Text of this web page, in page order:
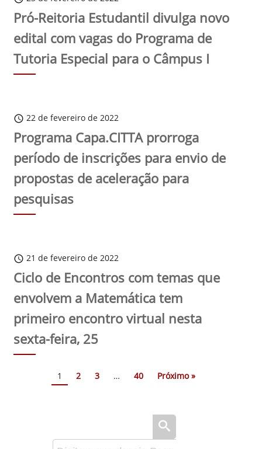
Pró-Reitoria Estudantil divulga novo
edital com vagas do Programa de
Tutoria Especial para o Câmpus I
schedule 22 de fevereiro de 2022
Programa Capa.CITTA prorroga
período de inscrições para envio de
propostas de aceleração para
pesquisas
schedule 21 de fevereiro de 2022
Ciclo de Encontros com temas que
envolvem a Matemática tem
primeiro encontro virtual nesta
sexta-feira, 25
1 2 3 … 40 Próximo »